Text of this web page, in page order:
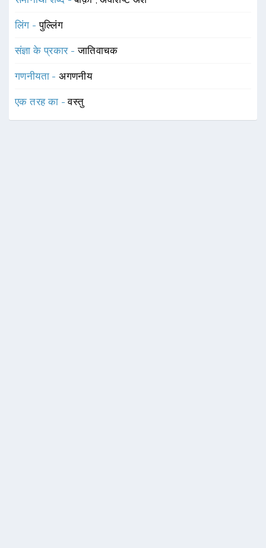
लिंग -पुल्लिंग
संज्ञा के प्रकार -जातिवाचक
गणनीयता -अगणनीय
एक तरह का -वस्तु